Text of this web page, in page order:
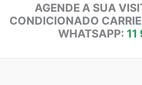
AGENDE A SUA
CONDICIONADO
WHATSAPP: